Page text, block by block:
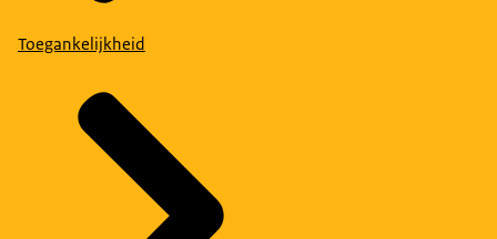
Toegankelijkheid